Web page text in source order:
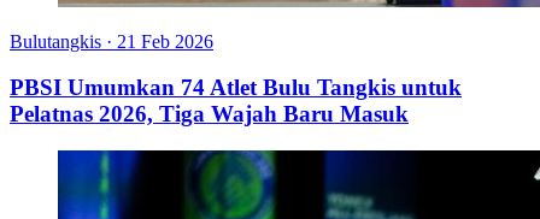
Bulutangkis · 21 Feb 2026
PBSI Umumkan 74 Atlet Bulu Tangkis untuk
Pelatnas 2026, Tiga Wajah Baru Masuk